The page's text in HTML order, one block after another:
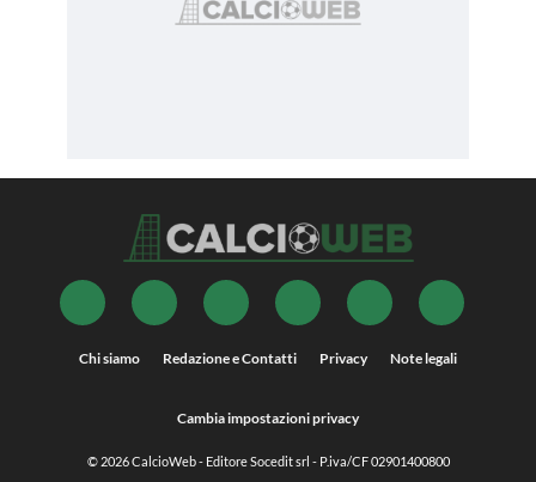
Chi siamo Redazione e Contatti Privacy Note legali
Cambia impostazioni privacy
© 2026CalcioWeb- Editore Socedit srl - P.iva/CF 02901400800